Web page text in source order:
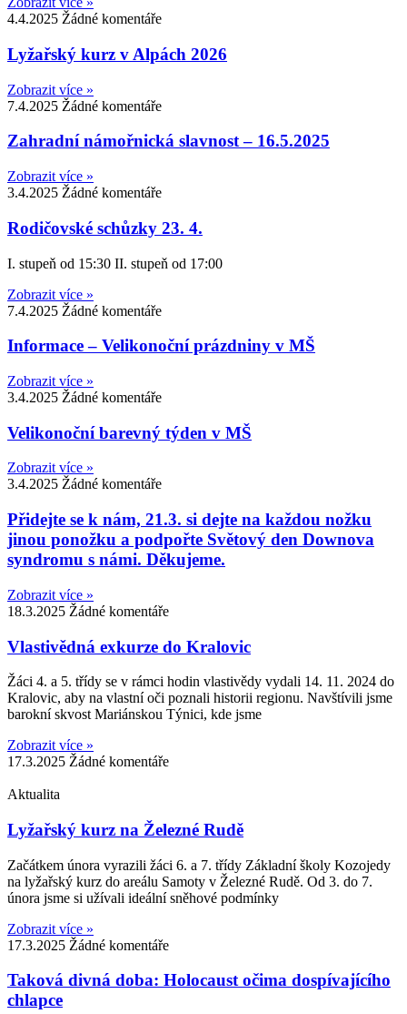
4.4.2025 Žádné komentáře
Lyžařský kurz v Alpách 2026
Zobrazit více »
7.4.2025 Žádné komentáře
Zahradní námořnická slavnost – 16.5.2025
Zobrazit více »
3.4.2025 Žádné komentáře
Rodičovské schůzky 23. 4.
I. stupeň od 15:30 II. stupeň od 17:00
Zobrazit více »
7.4.2025 Žádné komentáře
Informace – Velikonoční prázdniny v MŠ
Zobrazit více »
3.4.2025 Žádné komentáře
Velikonoční barevný týden v MŠ
Zobrazit více »
3.4.2025 Žádné komentáře
Přidejte se k nám, 21.3. si dejte na každou nožku
jinou ponožku a podpořte Světový den Downova
syndromu s námi. Děkujeme.
Zobrazit více »
18.3.2025 Žádné komentáře
Vlastivědná exkurze do Kralovic
Žáci 4. a 5. třídy se v rámci hodin vlastivědy vydali 14. 11. 2024 do
Kralovic, aby na vlastní oči poznali historii regionu. Navštívili jsme
barokní skvost Mariánskou Týnici, kde jsme
Zobrazit více »
17.3.2025 Žádné komentáře
Aktualita
Lyžařský kurz na Železné Rudě
Začátkem února vyrazili žáci 6. a 7. třídy Základní školy Kozojedy
na lyžařský kurz do areálu Samoty v Železné Rudě. Od 3. do 7.
února jsme si užívali ideální sněhové podmínky
Zobrazit více »
17.3.2025 Žádné komentáře
Taková divná doba: Holocaust očima dospívajícího
chlapce